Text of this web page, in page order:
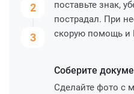
2
3
поставьте знак,
пострадал. При
скорую помощь и
Соберите
Сделайте фото с